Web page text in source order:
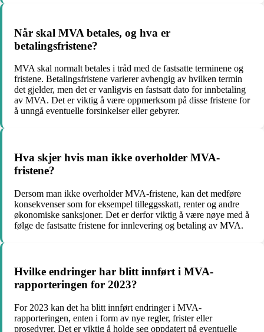
Når skal MVA betales, og hva er
betalingsfristene?
MVA skal normalt betales i tråd med de fastsatte terminene og
fristene. Betalingsfristene varierer avhengig av hvilken termin
det gjelder, men det er vanligvis en fastsatt dato for innbetaling
av MVA. Det er viktig å være oppmerksom på disse fristene for
å unngå eventuelle forsinkelser eller gebyrer.
Hva skjer hvis man ikke overholder MVA-
fristene?
Dersom man ikke overholder MVA-fristene, kan det medføre
konsekvenser som for eksempel tilleggsskatt, renter og andre
økonomiske sanksjoner. Det er derfor viktig å være nøye med å
følge de fastsatte fristene for innlevering og betaling av MVA.
Hvilke endringer har blitt innført i MVA-
rapporteringen for 2023?
For 2023 kan det ha blitt innført endringer i MVA-
rapporteringen, enten i form av nye regler, frister eller
prosedyrer. Det er viktig å holde seg oppdatert på eventuelle